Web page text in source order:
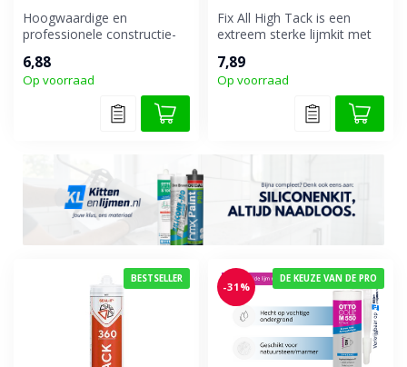
Hoogwaardige en
professionele constructie-
zeer hoge aanv...
6,88
Op voorraad
Fix All High Tack is een
extreem sterke lijmkit met
aanvangshechti...
7,89
Op voorraad
BESTSELLER DE KEUZE VAN DE PRO
-31%